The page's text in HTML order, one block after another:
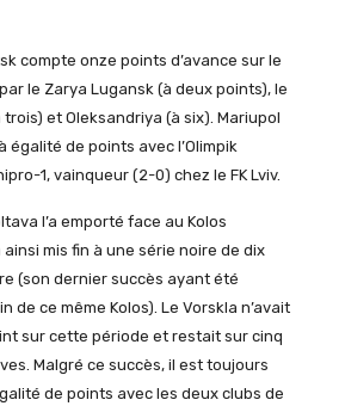
compte onze points d’avance sur le
le Zarya Lugansk (à deux points), le
et Oleksandriya (à six). Mariupol
égalité de points avec l’Olimpik
1, vainqueur (2-0) chez le FK Lviv.
l’a emporté face au Kolos
ainsi mis fin à une série noire de dix
(son dernier succès ayant été
de ce même Kolos). Le Vorskla n’avait
sur cette période et restait sur cinq
Malgré ce succès, il est toujours
de points avec les deux clubs de